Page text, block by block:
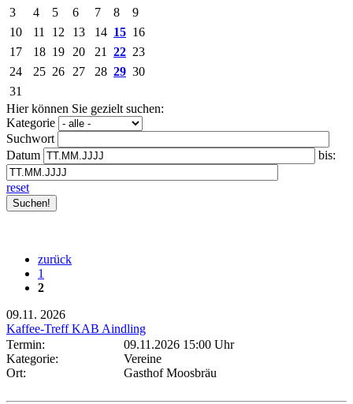
3 4 5 6 7 8
9
10
11 12 13 14 15 16
17
18 19 20 21 22 23
24
25 26 27 28 29 30
31
Hier können Sie gezielt suchen:
Kategorie
Suchwort
Datum
bis:
reset
zurück
1
2
09.11. 2026
Kaffee-Treff KAB Aindling
Termin:
09.11.2026 15:00 Uhr
Kategorie:
Vereine
Ort:
Gasthof Moosbräu